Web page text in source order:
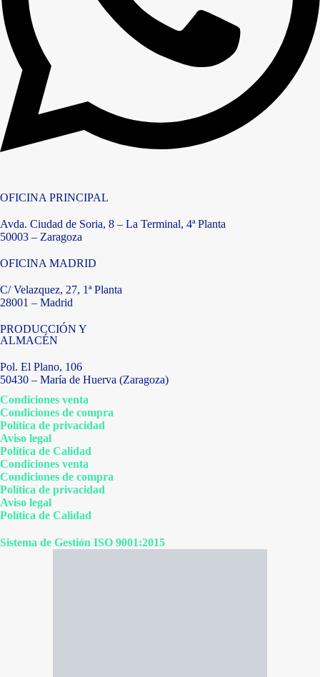
OFICINA PRINCIPAL
Avda. Ciudad de Soria, 8 – La Terminal, 4ª Planta
50003 – Zaragoza
OFICINA MADRID
C/ Velazquez, 27, 1ª Planta
28001 – Madrid
PRODUCCIÓN Y
ALMACÉN
Pol. El Plano, 106
50430 – María de Huerva (Zaragoza)
Condiciones venta
Condiciones de compra
Política de privacidad
Aviso legal
Política de Calidad
Condiciones venta
Condiciones de compra
Política de privacidad
Aviso legal
Política de Calidad
Sistema de Gestión ISO 9001:2015